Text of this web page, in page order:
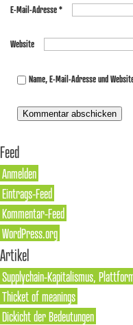
E-Mail-Adresse*
Website
Name, E-Mail-Adresse und
Feed
Anmelden
Eintrags-Feed
Kommentar-Feed
WordPress.org
Artikel
Supplychain-Kapitalismus,
Thicket of meanings
Dickicht der Bedeutungen